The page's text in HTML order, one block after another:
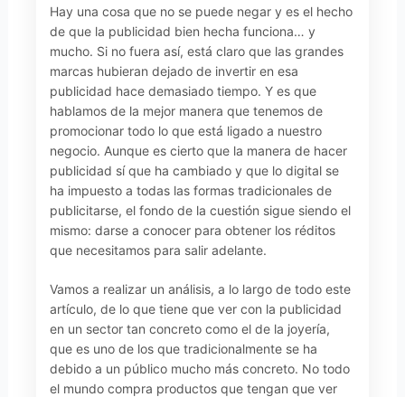
Hay una cosa que no se puede negar y es el hecho
de que la publicidad bien hecha funciona… y
mucho. Si no fuera así, está claro que las grandes
marcas hubieran dejado de invertir en esa
publicidad hace demasiado tiempo. Y es que
hablamos de la mejor manera que tenemos de
promocionar todo lo que está ligado a nuestro
negocio. Aunque es cierto que la manera de hacer
publicidad sí que ha cambiado y que lo digital se
ha impuesto a todas las formas tradicionales de
publicitarse, el fondo de la cuestión sigue siendo el
mismo: darse a conocer para obtener los réditos
que necesitamos para salir adelante.
Vamos a realizar un análisis, a lo largo de todo este
artículo, de lo que tiene que ver con la publicidad
en un sector tan concreto como el de la joyería,
que es uno de los que tradicionalmente se ha
debido a un público mucho más concreto. No todo
el mundo compra productos que tengan que ver